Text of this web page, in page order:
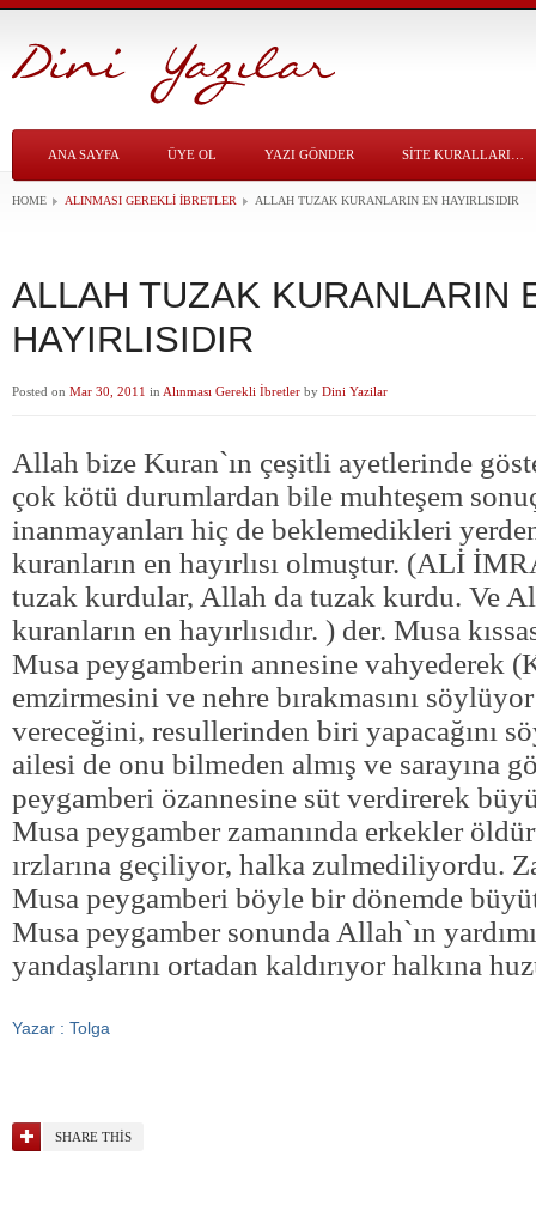
ANA SAYFA ÜYE OL YAZI GÖNDER SITE KURALLARI…
HOME ALINMASI GEREKLI İBRETLER ALLAH TUZAK KURANLARIN EN HAYIRLISIDIR
ALLAH TUZAK KURANLARIN
HAYIRLISIDIR
Posted on Mar 30, 2011 in Alınması Gerekli İbretler by Dini Yazilar
Allah bize Kuran`ın çeşitli ayetlerinde
çok kötü durumlardan bile muhteşem
inanmayanları hiç de beklemedikleri
kuranların en hayırlısı olmuştur. (ALİ
tuzak kurdular, Allah da tuzak kurdu. Ve
kuranların en hayırlısıdır. ) der. Musa
Musa peygamberin annesine vahyederek
emzirmesini ve nehre bırakmasını
vereceğini, resullerinden biri yapacağını
ailesi de onu bilmeden almış ve sarayına
peygamberi özannesine süt verdirerek
Musa peygamber zamanında erkekler
ırzlarına geçiliyor, halka zulmediliyordu.
Musa peygamberi böyle bir dönemde
Musa peygamber sonunda Allah`ın
yandaşlarını ortadan kaldırıyor halkına
Yazar : Tolga
SHARE THIS